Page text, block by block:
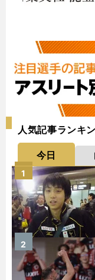
人気記事ランキ
今日
1
2